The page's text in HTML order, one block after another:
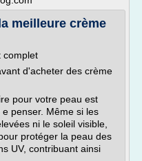
meilleure crème
complet
d'acheter des crème
pour votre peau est
penser. Même si les
ni le soleil visible,
protéger la peau des
UV, contribuant ainsi